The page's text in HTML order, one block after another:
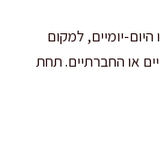
יומיים, למקום
או החברתיים. תחת